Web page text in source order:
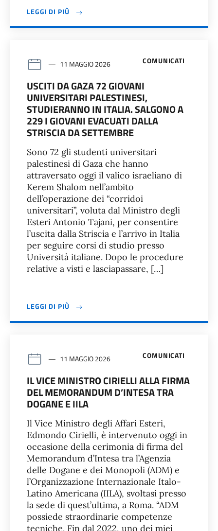
LEGGI DI PIÙ
COMUNICATI
11 MAGGIO 2026
USCITI DA GAZA 72 GIOVANI
UNIVERSITARI PALESTINESI,
STUDIERANNO IN ITALIA. SALGONO A
229 I GIOVANI EVACUATI DALLA
STRISCIA DA SETTEMBRE
Sono 72 gli studenti universitari
palestinesi di Gaza che hanno
attraversato oggi il valico israeliano di
Kerem Shalom nell’ambito
dell’operazione dei “corridoi
universitari”, voluta dal Ministro degli
Esteri Antonio Tajani, per consentire
l’uscita dalla Striscia e l’arrivo in Italia
per seguire corsi di studio presso
Università italiane. Dopo le procedure
relative a visti e lasciapassare, […]
LEGGI DI PIÙ
COMUNICATI
11 MAGGIO 2026
IL VICE MINISTRO CIRIELLI ALLA FIRMA
DEL MEMORANDUM D’INTESA TRA
DOGANE E IILA
Il Vice Ministro degli Affari Esteri,
Edmondo Cirielli, è intervenuto oggi in
occasione della cerimonia di firma del
Memorandum d’Intesa tra l’Agenzia
delle Dogane e dei Monopoli (ADM) e
l’Organizzazione Internazionale Italo-
Latino Americana (IILA), svoltasi presso
la sede di quest’ultima, a Roma. “ADM
possiede straordinarie competenze
tecniche. Fin dal 2022, uno dei miei